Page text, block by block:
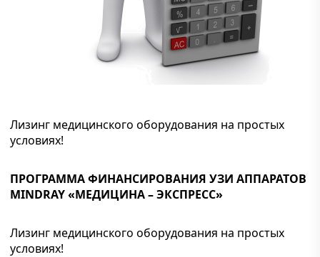
Лизинг медицинского оборудования на простых
условиях!
ПРОГРАММА ФИНАНСИРОВАНИЯ УЗИ АППАРАТОВ
MINDRAY «МЕДИЦИНА – ЭКСПРЕСС»
Лизинг медицинского оборудования на простых
условиях!